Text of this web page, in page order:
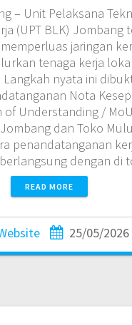
– Unit Pelaksana
(UPT BLK) Jombang
jaringan
tenaga kerja
nyata ini
Nota
of Understanding /
Jombang dan Toko
penandatanganan
dengan di
READ MORE
25/05/2026